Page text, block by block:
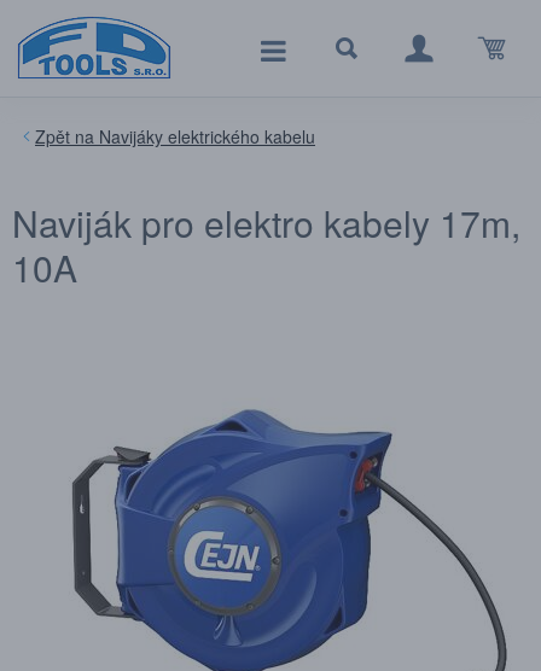
Navijáky elektrického kabelu
Naviják pro elektro kabely 17m,
10A